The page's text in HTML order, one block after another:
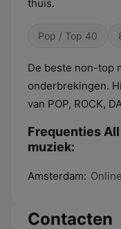
thuis.
Pop / Top 40
De beste non-top
onderbrekingen.
van POP, ROCK,
Frequenties
muziek:
Amsterdam: Online
Contacten